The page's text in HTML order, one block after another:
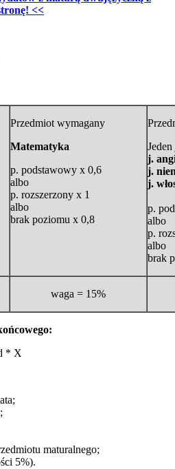
<<
Przedmiot wymagany
Matematyka
p. podstawowy x 0,6
albo
p. rozszerzony x 1
albo
brak poziomu x 0,8
j.
j.
j.
p.
albo
p.
albo
brak
waga = 15%
* X
maturalnego;
5%).